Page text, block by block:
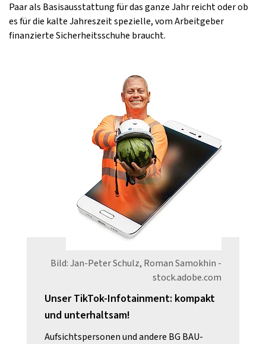
Paar als Basisausstattung für das ganze Jahr reicht oder ob
es für die kalte Jahreszeit spezielle, vom Arbeitgeber
finanzierte Sicherheitsschuhe braucht.
Bild: Jan-Peter Schulz, Roman Samokhin -
stock.adobe.com
Unser TikTok-Infotainment: kompakt
und unterhaltsam!
Aufsichtspersonen und andere BG BAU-